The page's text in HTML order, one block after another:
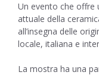
Un evento che offre
attuale della
all’insegna delle
locale, italiana e
La mostra ha una